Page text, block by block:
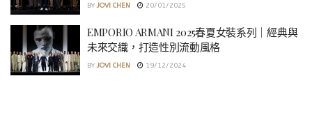
BY JOVI CHEN 20/01/2025
EMPORIO ARMANI 2025春夏女裝系列｜經典與
未來交織，打造性別流動風格
BY JOVI CHEN 19/12/2024